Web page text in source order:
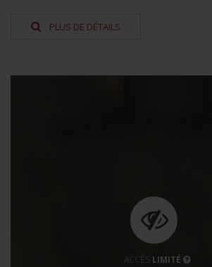
PLUS DE DÉTAILS
ACCÈS LIMITÉ